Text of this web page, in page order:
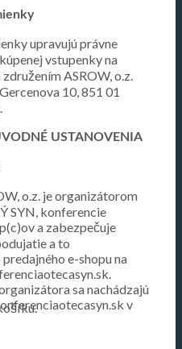
upravujú právne
vstupenky na
ASROW, o.z.
10, 851 01
USTANOVENIA
o.z. je organizátorom
SYN, konferencie
a zabezpečuje
a to
e-shopu na
sa nachádzajú
v